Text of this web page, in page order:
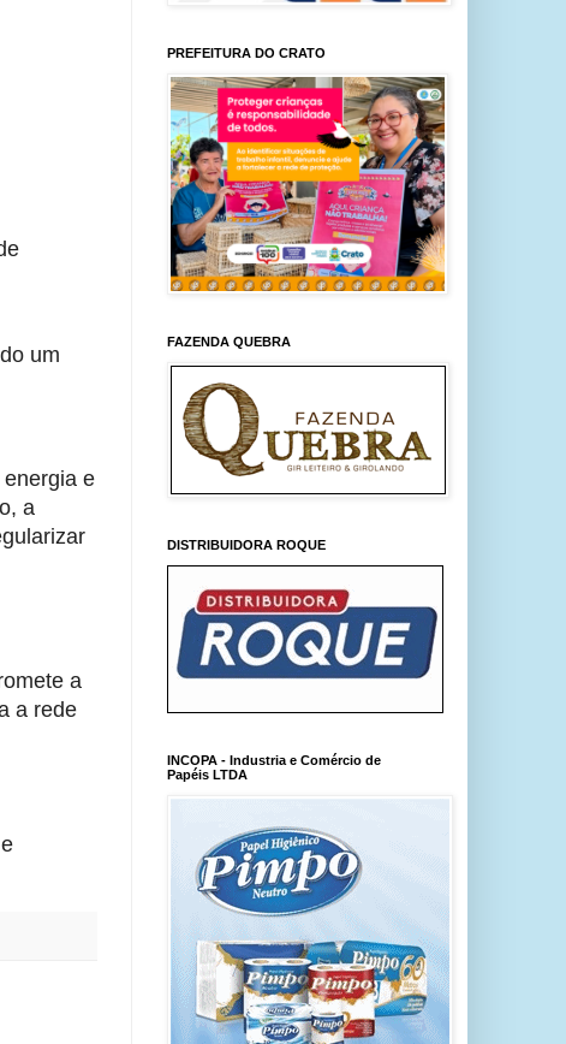
um
e
a
a
a rede
PREFEITURA DO CRATO
FAZENDA QUEBRA
DISTRIBUIDORA ROQUE
INCOPA - Industria e Comércio de
Papéis LTDA